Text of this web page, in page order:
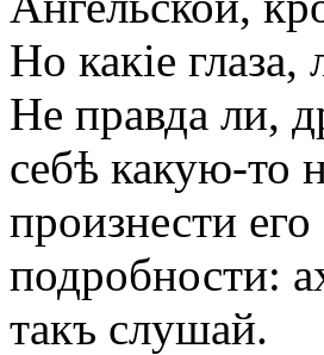
Но какіе
Не правда ли,
себѣ какую-то
произнести
подробности:
такъ слушай.